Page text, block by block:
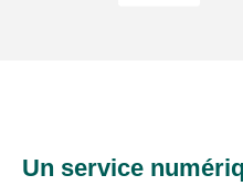
Un service